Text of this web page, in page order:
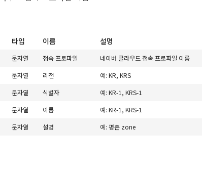
타입 이름 설명
문자열 접속 프로파일
네이버 클라우드 접속 프로파일 이름
문자열 리전
예: KR, KRS
문자열 식별자
예: KR-1, KRS-1
문자열 이름
예: KR-1, KRS-1
문자열 설명 예: 평촌 zone